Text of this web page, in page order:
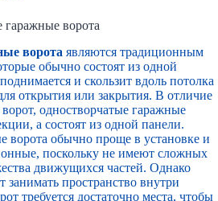
гаражные ворота
ворота являются традиционным
обычно состоят из одной
и скользит вдоль потолка
открытия или закрытия. В отличие
одностворчатые гаражные
а состоят из одной панели.
ворота обычно проще в установке и
поскольку не имеют сложных
движущихся частей. Однако
пространство внутри
требуется достаточно места, чтобы